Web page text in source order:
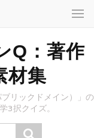
Q：著作
材集
リックドメイン）」の
3択クイズ。